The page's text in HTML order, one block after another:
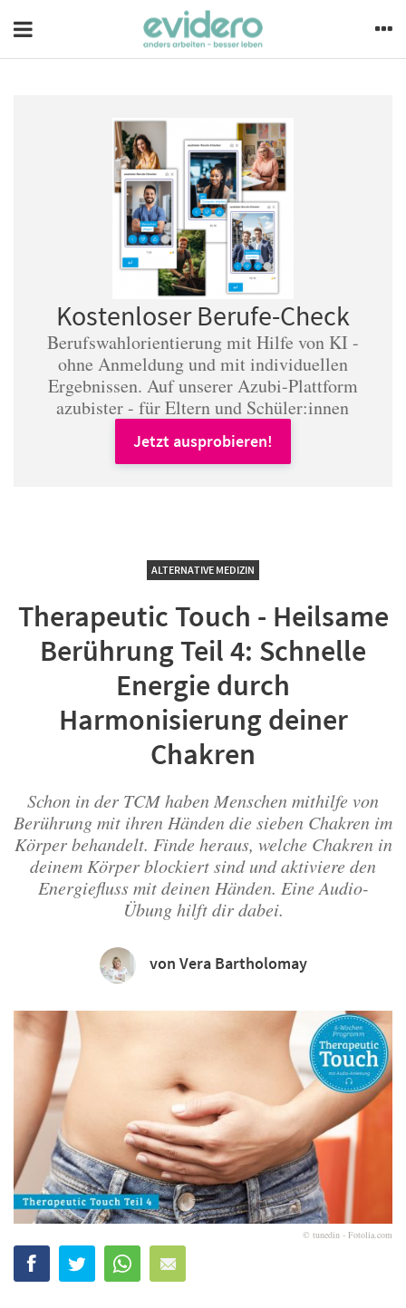
Kostenloser Berufe-Check
Berufswahlorientierung mit Hilfe von KI -
ohne Anmeldung und mit individuellen
Ergebnissen. Auf unserer Azubi-Plattform
azubister - für Eltern und Schüler:innen
Jetzt ausprobieren!
ALTERNATIVE MEDIZIN
Therapeutic Touch - Heilsame
Berührung Teil 4: Schnelle
Energie durch
Harmonisierung deiner
Chakren
Schon in der TCM haben Menschen mithilfe von
Berührung mit ihren Händen die sieben Chakren im
Körper behandelt. Finde heraus, welche Chakren in
deinem Körper blockiert sind und aktiviere den
Energiefluss mit deinen Händen. Eine Audio-
Übung hilft dir dabei.
von Vera Bartholomay
© tunedin - Fotolia.com